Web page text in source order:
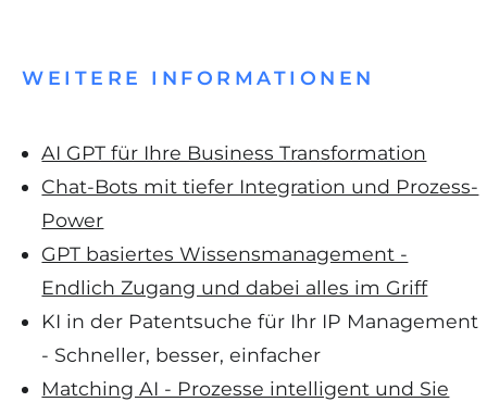
WEITERE INFORMATIONEN
überspringen
AI GPT für Ihre Business Transformation
Chat-Bots mit tiefer Integration und Prozess-
Power
GPT basiertes Wissensmanagement -
Endlich Zugang und dabei alles im Griff
KI in der Patentsuche für Ihr IP Management
- Schneller, besser, einfacher
Matching AI - Prozesse intelligent und Sie